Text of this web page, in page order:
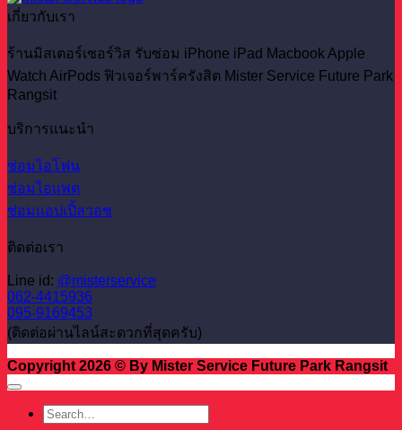
เกี่ยวกับเรา
ร้านมิสเตอร์เซอร์วิส รับซ่อม iPhone iPad Macbook Apple
Watch AirPods ฟิวเจอร์พาร์ครังสิต Mister Service Future Park
Rangsit
บริการแนะนำ
ซ่อมไอโฟน
ซ่อมไอแพด
ซ่อมแอปเปิ้ลวอช
ติดต่อเรา
Line id: @misterservice
062-4415936
095-9169453
(ติดต่อผ่านไลน์สะดวกที่สุดครับ)
Copyright 2026 © By Mister Service Future Park Rangsit